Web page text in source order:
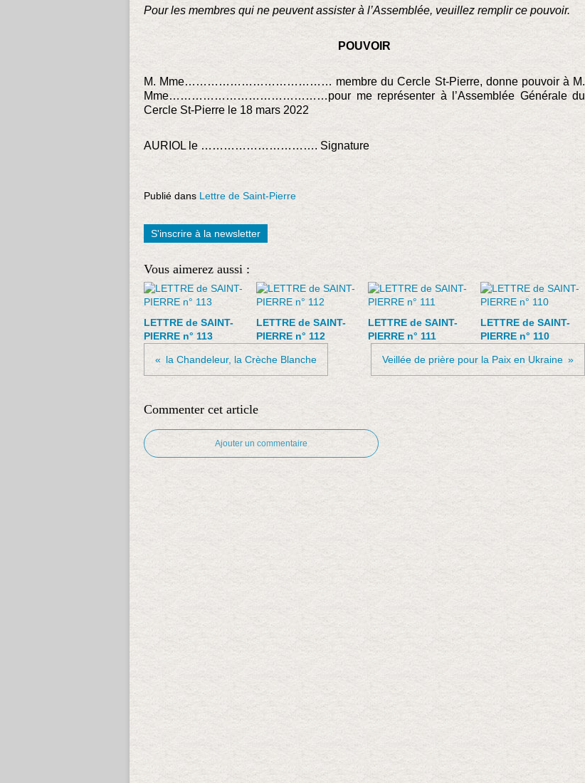
Pour les membres qui ne peuvent assister à l’Assemblée, veuillez remplir ce pouvoir.
POUVOIR
M. Mme………………………………… membre du Cercle St-Pierre, donne pouvoir à M.
Mme……………………………………pour me représenter à l’Assemblée Générale du
Cercle St-Pierre le 18 mars 2022
AURIOL le …………………………. Signature
Publié dans Lettre de Saint-Pierre
S'inscrire à la newsletter
Vous aimerez aussi :
LETTRE de SAINT-
PIERRE n° 113
LETTRE de SAINT-
PIERRE n° 112
LETTRE de SAINT-
PIERRE n° 111
LETTRE de SAINT-
PIERRE n° 110
la Chandeleur, la Crèche Blanche Veillée de prière pour la Paix en Ukraine
Commenter cet article
Ajouter un commentaire